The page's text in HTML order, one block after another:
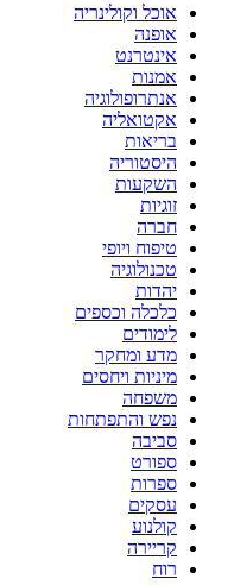
אוכל וקולינריה
אופנה
אינטרנט
אמנות
אנתרופולוגיה
אקטואליה
בריאות
היסטוריה
השקעות
זוגיות
חברה
טיפוח ויופי
טכנולוגיה
יהדות
כלכלה וכספים
לימודים
מדע ומחקר
מיניות ויחסים
משפחה
נפש והתפתחות
סביבה
ספורט
ספרות
עסקים
קולנוע
קריירה
רוח